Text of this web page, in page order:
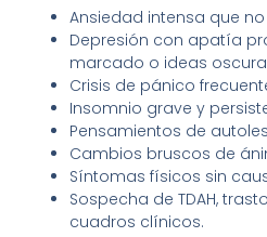
Ansiedad intensa que
Depresión con apatía
marcado o ideas
Crisis de pánico
Insomnio grave y
Pensamientos de
Cambios bruscos de
Síntomas físicos sin
Sospecha de TDAH,
cuadros clínicos.